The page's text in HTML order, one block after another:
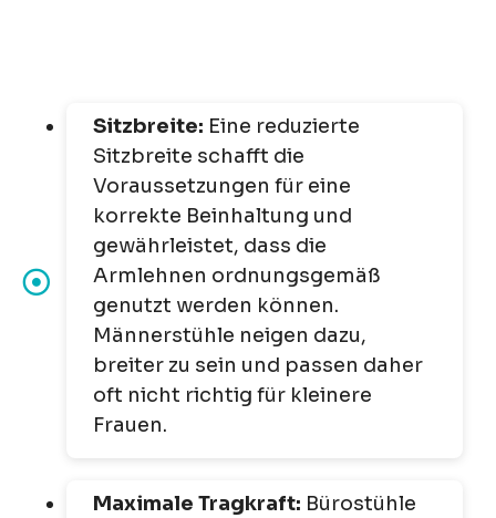
Sitzbreite: Eine reduzierte
Sitzbreite schafft die
Voraussetzungen für eine
korrekte Beinhaltung und
gewährleistet, dass die
Armlehnen ordnungsgemäß
genutzt werden können.
Männerstühle neigen dazu,
breiter zu sein und passen daher
oft nicht richtig für kleinere
Frauen.
Maximale Tragkraft: Bürostühle